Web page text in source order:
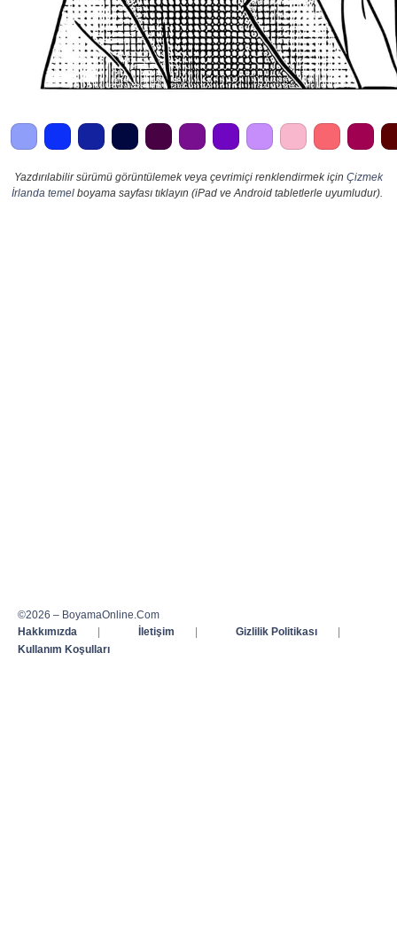
Yazdırılabilir sürümü görüntülemek veya çevrimiçi renklendirmek için Çizmek
İrlanda temel boyama sayfası tıklayın (iPad ve Android tabletlerle uyumludur).
©2026 – BoyamaOnline.Com
Hakkımızda
| İletişim | Gizlilik Politikası
|
Kullanım Koşulları